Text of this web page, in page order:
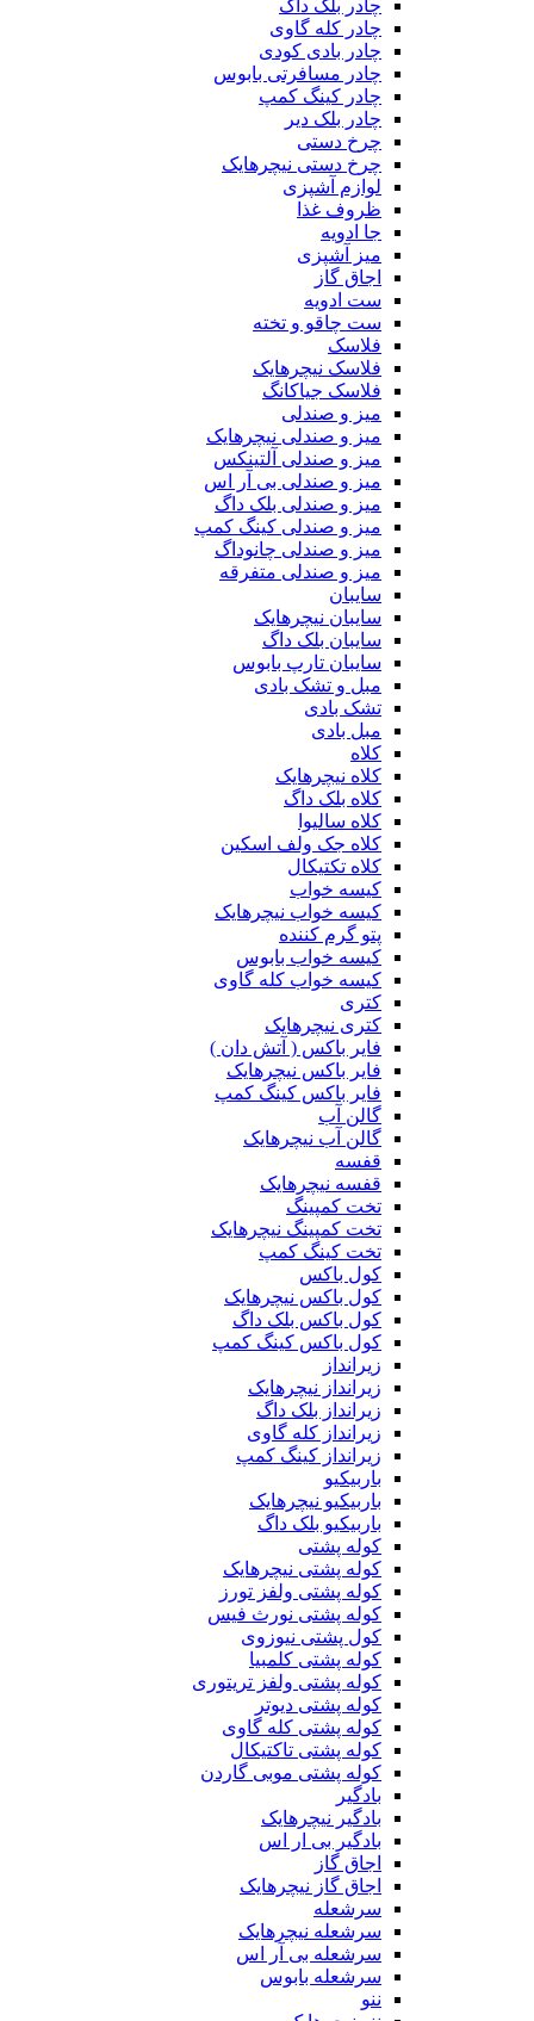
چادر بلک داگ
چادر کله گاوی
چادر بادی کودی
چادر مسافرتی بابوس
چادر کینگ کمپ
چادر بلک دیر
چرخ دستی
چرخ دستی نیچرهایک
لوازم آشپزی
ظروف غذا
جا ادویه
میز آشپزی
اجاق گاز
ست ادویه
ست چاقو و تخته
فلاسک
فلاسک نیچرهایک
فلاسک جیاکانگ
میز و صندلی
میز و صندلی نیچرهایک
میز و صندلی آلتینکس
میز و صندلی بی آر اس
میز و صندلی بلک داگ
میز و صندلی کینگ کمپ
میز و صندلی چانوداگ
میز و صندلی متفرقه
سایبان
سایبان نیچرهایک
سایبان بلک داگ
سایبان تارپ بابوس
مبل و تشک بادی
تشک بادی
مبل بادی
کلاه
کلاه نیچرهایک
کلاه بلک داگ
کلاه سالیوا
کلاه جک‌ ولف‌ اسکین
کلاه تکتیکال
کیسه خواب
کیسه خواب نیچرهایک
پتو گرم کننده
کیسه خواب بابوس
کیسه خواب کله گاوی
کتری
کتری نیچرهایک
فایر باکس ( آتش دان )
فایر باکس نیچرهایک
فایر باکس کینگ کمپ
گالن آب
گالن آب نیچرهایک
قفسه
قفسه نیچرهایک
تخت کمپینگ
تخت کمپینگ نیچرهایک
تخت کینگ کمپ
کول باکس
کول باکس نیچرهایک
کول باکس بلک داگ
کول باکس کینگ کمپ
زیرانداز
زیرانداز نیچرهایک
زیرانداز بلک داگ
زیرانداز کله گاوی
زیرانداز کینگ کمپ
باربیکیو
باربیکیو نیچرهایک
باربیکیو بلک داگ
کوله پشتی
کوله پشتی نیچرهایک
کوله پشتی ولفز تورز
کوله پشتی نورث فیس
کول پشتی نیوزوی
کوله پشتی کلمبیا
کوله پشتی ولفز تریتوری
کوله پشتی دیوتر
کوله پشتی کله گاوی
کوله پشتی تاکتیکال
کوله پشتی موبی گاردن
بادگیر
بادگیر نیچرهایک
بادگیر بی ار اس
اجاق گاز
اجاق گاز نیچرهایک
سرشعله
سرشعله نیچرهایک
سرشعله بی آر اس
سرشعله بابوس
ننو